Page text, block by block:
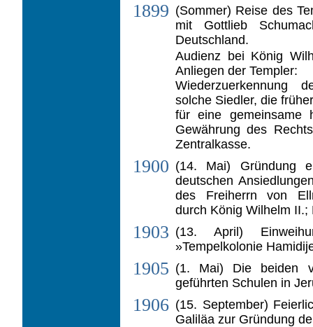
1899 (Sommer) Reise des
mit Gottlieb
Deutschland.
Audienz bei König
Anliegen der Templer:
Wiederzuerkennung
solche Siedler, die
für eine gemeinsame
Gewährung des
Zentralkasse.
1900 (14. Mai) Gründung
deutschen
des Freiherrn von
durch König Wilhelm
1903 (13. April)
»Tempelkolonie
1905 (1. Mai) Die beiden
geführten Schulen in
1906 (15. September)
Galiläa zur Grün­dung